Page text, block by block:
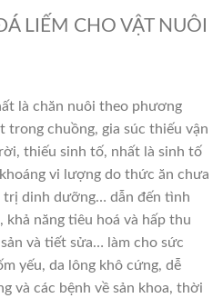
LIẾM CHO VẬT NUÔI
là chăn nuôi theo phương
chuồng, gia súc thiếu vận
thiếu sinh tố, nhất là sinh tố
vi lượng do thức ăn chưa
trị dinh dưỡng… dẫn đến tình
năng tiêu hoá và hấp thu
và tiết sửa… làm cho sức
yếu, da lông khô cứng, dễ
và các bệnh về sản khoa, thời